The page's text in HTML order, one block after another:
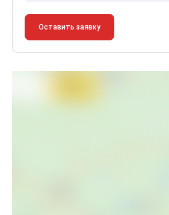
Оставить заявку